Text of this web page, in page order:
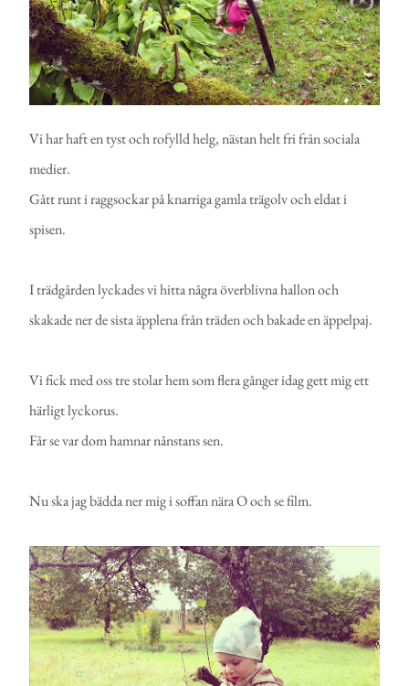
Vi har haft en tyst och rofylld helg, nästan helt fri från sociala
medier.
Gått runt i raggsockar på knarriga gamla trägolv och eldat i
spisen.
I trädgården lyckades vi hitta några överblivna hallon och
skakade ner de sista äpplena från träden och bakade en äppelpaj.
Vi fick med oss tre stolar hem som flera gånger idag gett mig ett
härligt lyckorus.
Får se var dom hamnar nånstans sen.
Nu ska jag bädda ner mig i soffan nära O och se film.